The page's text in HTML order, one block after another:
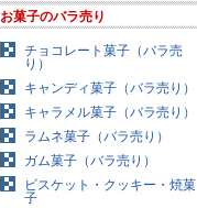
お菓子のバラ売り
チョコレート菓子（バラ売
り）
キャンディ菓子（バラ売り）
キャラメル菓子（バラ売り）
ラムネ菓子（バラ売り）
ガム菓子（バラ売り）
ビスケット・クッキー・焼菓
子